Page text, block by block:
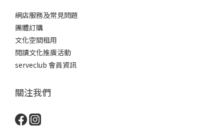
網店服務及常見問題
團體訂購
文化空間租用
閱讀文化推廣活動
serveclub 會員資訊
關注我們